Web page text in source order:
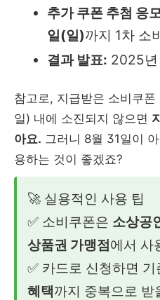
추가 쿠폰 추첨 응
일(일)까지 1차 소
결과 발표: 2025년
참고로, 지급받은 소비쿠
일) 내에 소진되지 않으면
아요. 그러니 8월 31일이
용하는 것이 좋겠죠?
🚀 실용적인 사용 팁
✅ 소비쿠폰은 소상공
상품권 가맹점 에서 사
✅ 카드로 신청하면 기
혜택까지 중복으로 받